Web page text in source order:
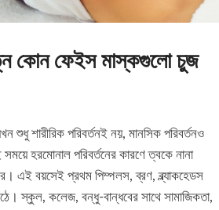
কোন ফেইস মাস্কগুলো চুজ
শুধু শারীরিক পরিবর্তনই নয়, মানসিক পরিবর্তনও
হরমোনাল পরিবর্তনের কারণে ত্বকে নানা
এই বয়সেই প্রথম পিম্পলস, ব্রণ, ব্ল্যাকহেডস
স্কুল, কলেজ, বন্ধু-বান্ধবের সাথে সামাজিকতা,